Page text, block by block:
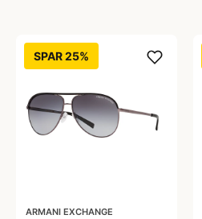
SPAR 25%
ARMANI EXCHANGE